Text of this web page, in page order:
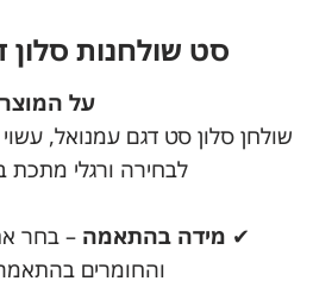
סט שולחנות סלון
על המוצר
שולחן סלון סט דגם עמנואל,
לבחירה ורגלי מתכת
✔ מידה בהתאמה – בחר
והחומרים